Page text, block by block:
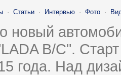
· Статьи · Интервью · Фото ·
новый
B/C".
года. Над